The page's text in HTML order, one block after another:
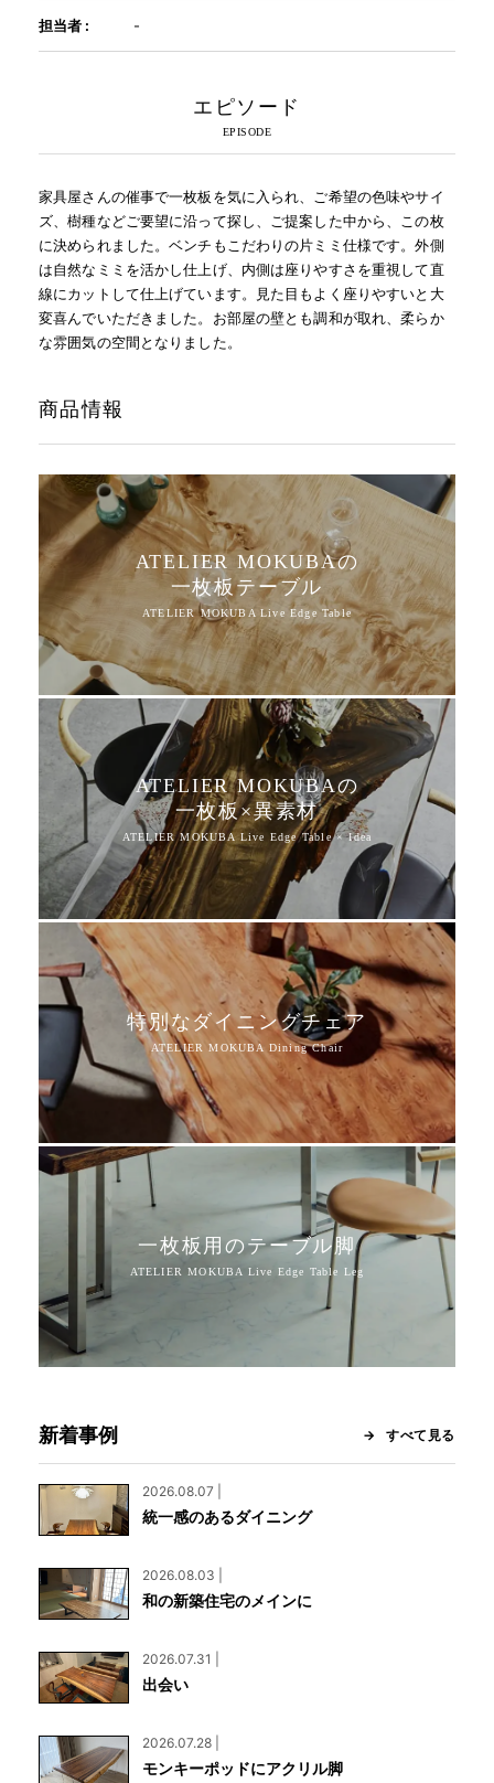
よくあるご質問
担当者 : -
エピソード
家具屋さんの催事で一枚板を気に入られ、ご希望の色味やサイ
ズ、樹種などご要望に沿って探し、ご提案した中から、この枚
に決められました。ベンチもこだわりの片ミミ仕様です。外側
は自然なミミを活かし仕上げ、内側は座りやすさを重視して直
線にカットして仕上げています。見た目もよく座りやすいと大
変喜んでいただきました。お部屋の壁とも調和が取れ、柔らか
な雰囲気の空間となりました。
商品情報
ATELIER MOKUBAの
一枚板テーブル
ATELIER MOKUBAの
一枚板×異素材
特別なダイニングチェア
一枚板用のテーブル脚
新着事例 すべて見る
2026.08.07 |
統一感のあるダイニング
2026.08.03 |
和の新築住宅のメインに
2026.07.31 |
出会い
2026.07.28 |
モンキーポッドにアクリル脚